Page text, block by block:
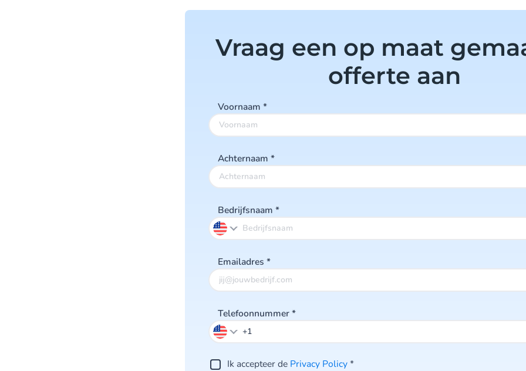
Vraag een op maat
offerte aan
Voornaam *
Achternaam *
Bedrijfsnaam *
Emailadres *
Telefoonnummer*
Ik accepteer de Privacy Policy*